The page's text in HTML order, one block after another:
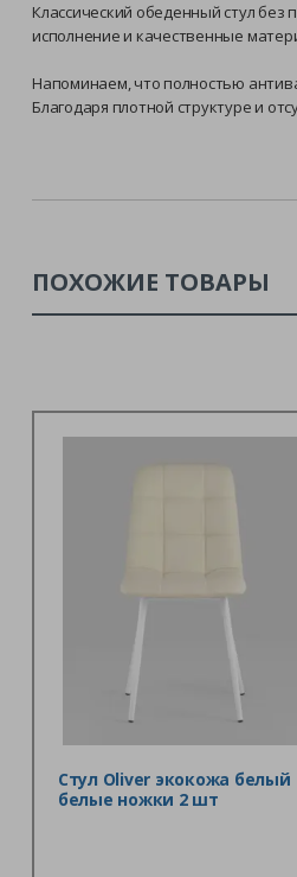
Классический обеденный стул без
исполнение и качественные
Напоминаем, что полностью
Благодаря плотной структуре и
ПОХОЖИЕ ТОВАРЫ
Стул Oliver экокожа белый
белые ножки 2 шт